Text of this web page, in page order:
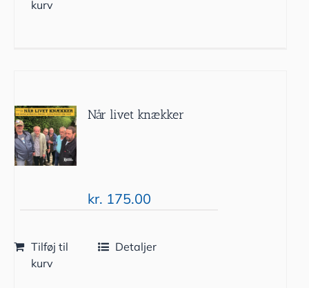
kurv
Når livet knækker
kr. 175.00
Tilføj til
kurv
Detaljer